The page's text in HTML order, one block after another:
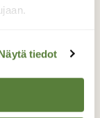
tiedot
aikaan ..